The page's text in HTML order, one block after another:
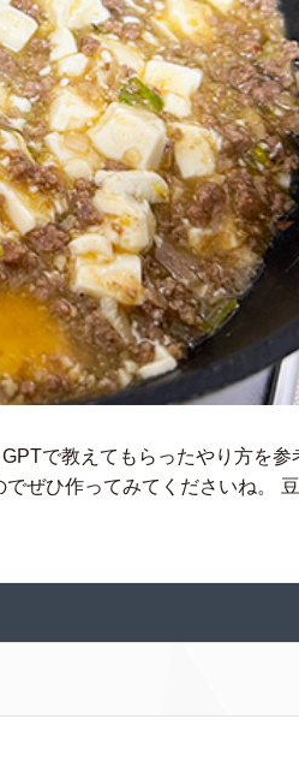
で教えてもらったやり方を参
ぜひ作ってみてくださいね。